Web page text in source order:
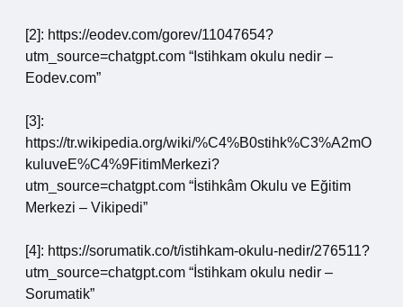
[2]: https://eodev.com/gorev/11047654?
utm_source=chatgpt.com “Istihkam okulu nedir –
Eodev.com”
[3]:
https://tr.wikipedia.org/wiki/%C4%B0stihk%C3%A2mO
kuluveE%C4%9FitimMerkezi?
utm_source=chatgpt.com “İstihkâm Okulu ve Eğitim
Merkezi – Vikipedi”
[4]: https://sorumatik.co/t/istihkam-okulu-nedir/276511?
utm_source=chatgpt.com “İstihkam okulu nedir –
Sorumatik”